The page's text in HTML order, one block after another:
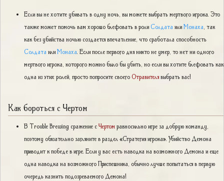
Если вы не хотите убивать в одну ночь, вы можете выбрать мертвого игрока. Это
также может помочь вам хорошо блефовать в роли Солдата илиМонаха , так
как без убийства ночью создается впечатление, что сработала способность
Солдата илиМонаха . Если после первого дня никто не умер, то нет ни одного
мертвого игрока, которого можно было бы убить, но если вы хотите блефовать как
одна из этих ролей, просто попросите своего Отравителявыбрать вас!
Как бороться с Чертом
В Trouble Brewing сражение сЧертомравносильно игре за добрую команду,
поэтому обязательно загляните в раздел «Стратегия игрока». Убийство Демона
приводит к победе в игре. Если у вас есть наводка на возможного Демона и еще
одна наводка на возможного Приспешника, обычно лучше попытаться в первую
очередь казнить подозреваемого Демона!